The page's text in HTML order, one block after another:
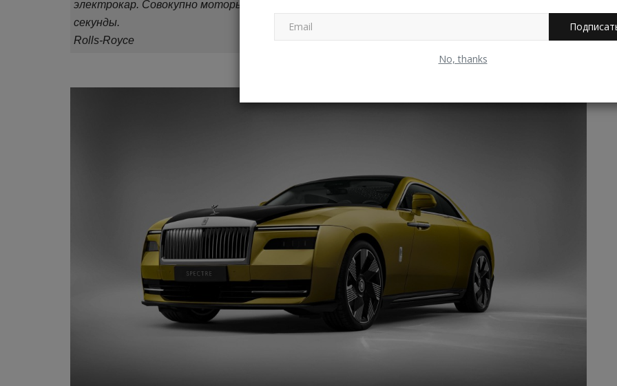
No, thanks
электрокар. Совокупно моторы развивают 584 л.с. и 900 Нм. Разгон до 100 км/ч — за 4,5
секунды.
Rolls-Royce